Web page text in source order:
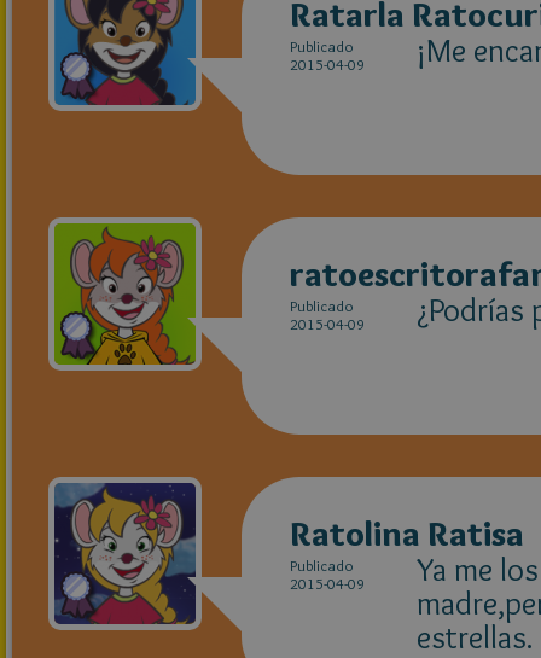
Ratarla
Publicado
2015-04-09
¡Me
Publicado
2015-04-09
¿Podrías
Ratolina Ratisa
Publicado
2015-04-09
Ya me
estrellas.